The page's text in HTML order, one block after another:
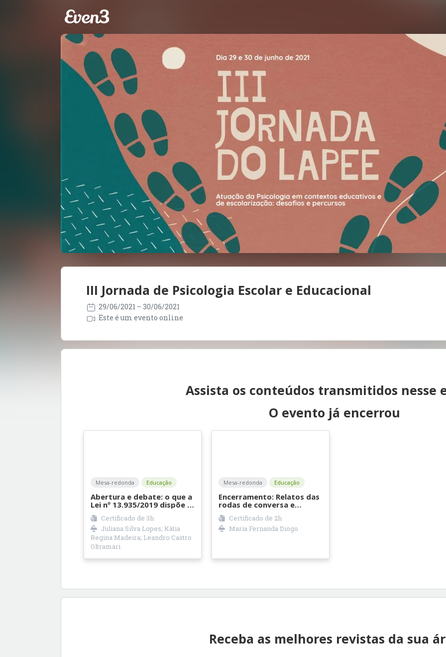
III Jornada de Psicologia Escolar e Educacional
29/06/2021 – 30/06/2021
Este é um evento online
Assista os conteúdos transmitidos nesse
O evento já encerrou
Mesa-redonda Educação
Abertura e debate: o que a
Lei nº 13.935/2019 dispõe e
essa lei?
Certificado de 3h
Juliana Silva Lopes; Kátia
Regina Madeira; Leandro Castro
Oltramari
Mesa-redonda Educação
Encerramento: Relatos das
rodas de conversa e
Certificado de 2h
Maria Fernanda Diogo
Receba as melhores revistas da sua